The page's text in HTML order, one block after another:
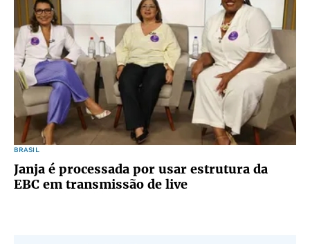
BRASIL
Janja é processada por usar estrutura da
EBC em transmissão de live